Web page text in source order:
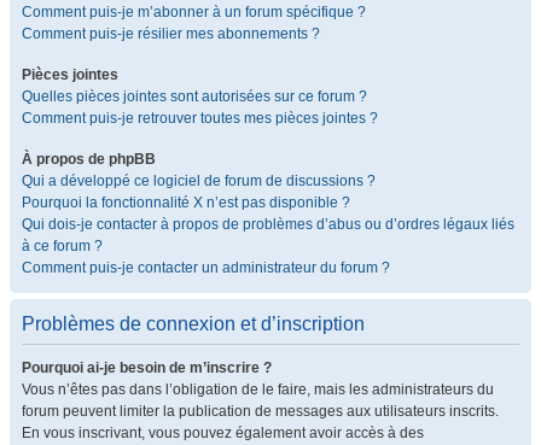
Comment puis-je m’abonner à un forum spécifique ?
Comment puis-je résilier mes abonnements ?
Pièces jointes
Quelles pièces jointes sont autorisées sur ce forum ?
Comment puis-je retrouver toutes mes pièces jointes ?
À propos de phpBB
Qui a développé ce logiciel de forum de discussions ?
Pourquoi la fonctionnalité X n’est pas disponible ?
Qui dois-je contacter à propos de problèmes d’abus ou d’ordres légaux liés
à ce forum ?
Comment puis-je contacter un administrateur du forum ?
Problèmes de connexion et d’inscription
Pourquoi ai-je besoin de m’inscrire ?
Vous n’êtes pas dans l’obligation de le faire, mais les administrateurs du
forum peuvent limiter la publication de messages aux utilisateurs inscrits.
En vous inscrivant, vous pouvez également avoir accès à des